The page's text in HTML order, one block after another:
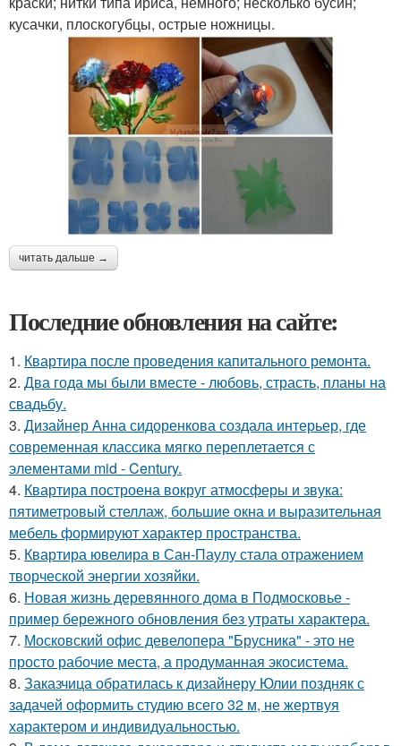
кусачки, плоскогубцы, острые ножницы.
читать дальше →
Последние обновления на сайте:
1. Квартира после проведения капитального ремонта.
2. Два года мы были вместе - любовь, страсть, планы на
свадьбу.
3. Дизайнер Анна сидоренкова создала интерьер, где
современная классика мягко переплетается с
элементами mid - Century.
4. Квартира построена вокруг атмосферы и звука:
пятиметровый стеллаж, большие окна и выразительная
мебель формируют характер пространства.
5. Квартира ювелира в Сан-Паулу стала отражением
творческой энергии хозяйки.
6. Новая жизнь деревянного дома в Подмосковье -
пример бережного обновления без утраты характера.
7. Московский офис девелопера "Брусника" - это не
просто рабочие места, а продуманная экосистема.
8. Заказчица обратилась к дизайнеру Юлии поздняк с
задачей оформить студию всего 32 м, не жертвуя
характером и индивидуальностью.